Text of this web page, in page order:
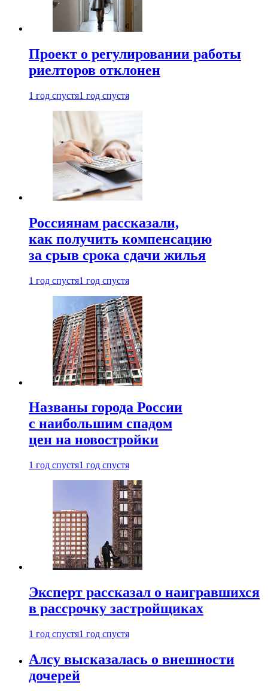
Проект о регулировании работы
риелторов отклонен
1 год спустя1 год спустя
Россиянам рассказали,
как получить компенсацию
за срыв срока сдачи жилья
1 год спустя1 год спустя
Названы города России
с наибольшим спадом
цен на новостройки
1 год спустя1 год спустя
Эксперт рассказал о наигравшихся
в рассрочку застройщиках
1 год спустя1 год спустя
Алсу высказалась о внешности
дочерей